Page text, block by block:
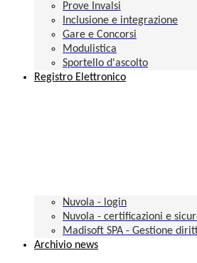
Prove Invalsi
Inclusione e integrazione
Gare e Concorsi
Modulistica
Sportello d'ascolto
Registro Elettronico
Nuvola - login
Nuvola - certificazioni e
Madisoft SPA - Gestione
Archivio news